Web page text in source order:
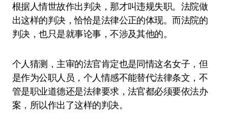
根据人情世故作出判决，那才叫违规失职。法院做
出这样的判决，恰恰是法律公正的体现。而法院的
判决，也只是就事论事，不涉及其他的。
个人猜测，主审的法官肯定也是同情这名女子，但
是作为公职人员，个人情感不能替代法律条文，不
管是职业道德还是法律要求，法官都必须要依法办
案，所以作出了这样的判决。